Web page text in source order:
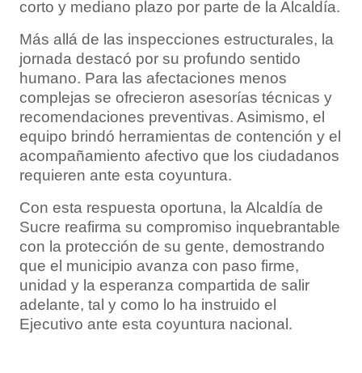
corto y mediano plazo por parte de la Alcaldía.
Más allá de las inspecciones estructurales, la
jornada destacó por su profundo sentido
humano. Para las afectaciones menos
complejas se ofrecieron asesorías técnicas y
recomendaciones preventivas. Asimismo, el
equipo brindó herramientas de contención y el
acompañamiento afectivo que los ciudadanos
requieren ante esta coyuntura.
Con esta respuesta oportuna, la Alcaldía de
Sucre reafirma su compromiso inquebrantable
con la protección de su gente, demostrando
que el municipio avanza con paso firme,
unidad y la esperanza compartida de salir
adelante, tal y como lo ha instruido el
Ejecutivo ante esta coyuntura nacional.